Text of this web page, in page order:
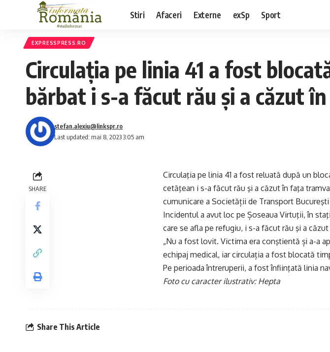
Stiri Afaceri Externe exSp Sport
EXPRESSPRESS.RO
Circulaţia pe linia 41 a fost
bărbat i s-a făcut rău și a căzut
Last updated: mai 8, 2023 3:05 am
stefan.alexiu@linkspr.ro
SHARE
Circulaţia pe linia 41 a fost reluată după un
cetăţean i s-a făcut rău şi a căzut în faţa
cumunicare a Societății de Transport Bucureşti
Incidentul a avut loc pe Șoseaua Virtuţii, în
care se afla pe refugiu, i s-a făcut rău şi a
„Nu a fost lovit. Victima era conştientă și a-a
echipaj medical, iar circulația a fost blocată
Pe perioada întreruperii, a fost înfiinţată linia
Foto cu caracter ilustrativ: Hepta
Share This Article